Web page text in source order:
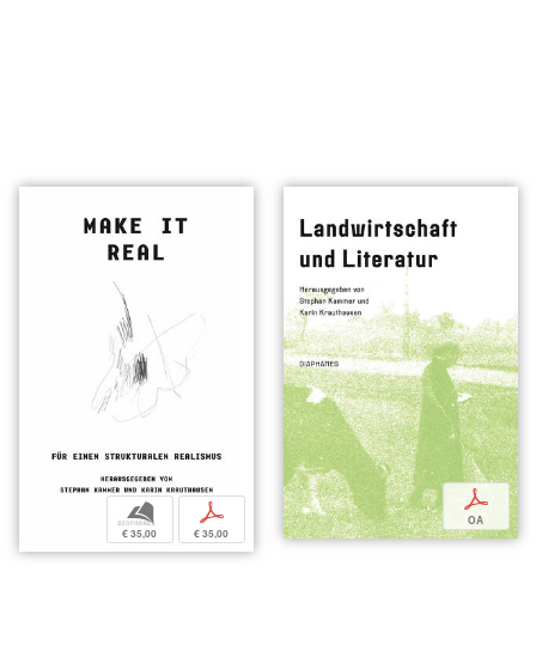
b
€ 35,00
p
€ 35,00
p
OA